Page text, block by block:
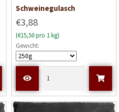
B
w
e
r
m
i
t
Schweinegulasch
€3,88
(€15,50 pro 1 kg)
Gewicht: